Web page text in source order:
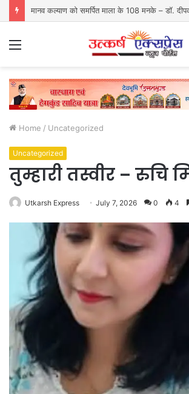
मानव कल्याण को समर्पित माला के 108 मनके – डॉ.
Home / Uncategorized
Uncategorized
तुम्हारी तस्वीर – रुचि
Utkarsh Express July 7, 2026 0 4